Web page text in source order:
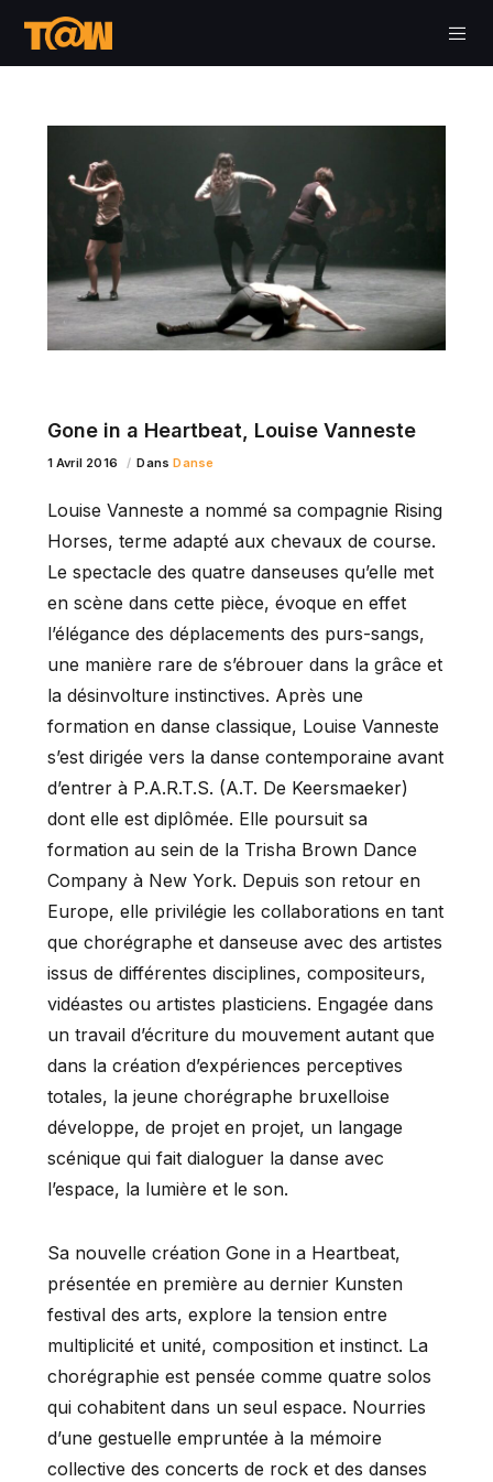
Gone in a Heartbeat, Louise Vanneste
1 Avril 2016 DansDanse
Louise Vanneste a nommé sa compagnie Rising
Horses, terme adapté aux chevaux de course.
Le spectacle des quatre danseuses qu’elle met
en scène dans cette pièce, évoque en effet
l’élégance des déplacements des purs-sangs,
une manière rare de s’ébrouer dans la grâce et
la désinvolture instinctives. Après une
formation en danse classique, Louise Vanneste
s’est dirigée vers la danse contemporaine avant
d’entrer à P.A.R.T.S. (A.T. De Keersmaeker)
dont elle est diplômée. Elle poursuit sa
formation au sein de la Trisha Brown Dance
Company à New York. Depuis son retour en
Europe, elle privilégie les collaborations en tant
que chorégraphe et danseuse avec des artistes
issus de différentes disciplines, compositeurs,
vidéastes ou artistes plasticiens. Engagée dans
un travail d’écriture du mouvement autant que
dans la création d’expériences perceptives
totales, la jeune chorégraphe bruxelloise
développe, de projet en projet, un langage
scénique qui fait dialoguer la danse avec
l’espace, la lumière et le son.
Sa nouvelle création Gone in a Heartbeat,
présentée en première au dernier Kunsten
festival des arts, explore la tension entre
multiplicité et unité, composition et instinct. La
chorégraphie est pensée comme quatre solos
qui cohabitent dans un seul espace. Nourries
d’une gestuelle empruntée à la mémoire
collective des concerts de rock et des danses